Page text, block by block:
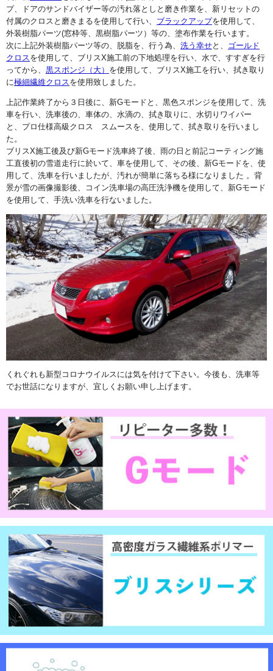
プ、ドアのサンドバイザー等の汚れ落としと磨き作業を、新リセットの
付属のクロスと磨きまるを使用して行い、 ブラックアップを使用して、
外装樹脂パーツ(窓枠等、黒樹脂パーツ）等の、塗布作業を行います。
次に上記外装樹脂パーツ等の、脱脂を、行う為、 洗う幸せと、
ゴールド
クロス を使用して、ブリスX施工前の下地処理を行い、水で、すすぎを行
ってから、 黒スポンジ（大） を使用して、ブリスX施工を行い、拭き取り
に極細繊維クロス を使用致しました。
上記作業終了から３日後に、新Gモードと、黒色スポンジを使用して、洗
車を行い、洗車後の、車体の、水滴の、拭き取りに、水切りワイパー
と、プロ仕様高級クロス スムースを、使用して、拭き取りを行いまし
た。
ブリスX施工後及び新Gモード洗車終了後、雨の日と前記コーティング施
工直後初の雪道走行に於いて、車を使用して、その後、新Gモードを、使
用して、洗車を行いましたが、汚れが簡単に落ちる様になりました 。背
景が雪の画像撮影後、コイン洗車場の高圧洗浄機を使用して、新Gモード
を使用して、手洗い洗車を行ないました。
くれぐれも新型コロナウイルスには気を付けて下さい。今後も、洗車等
でお世話になりますが、宜しくお願い申し上げます。